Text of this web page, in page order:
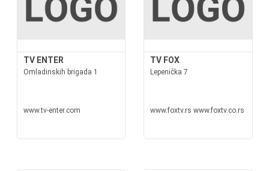
TV ENTER
Omladinskih brigada 1
www.tv-enter.com
TV FOX
Lepenička 7
www.foxtv.rs www.foxtv.co.rs